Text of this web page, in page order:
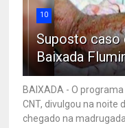
10
Suposto caso
Baixada
BAIXADA - O
CNT, divulgou na noite
chegado na madrugada